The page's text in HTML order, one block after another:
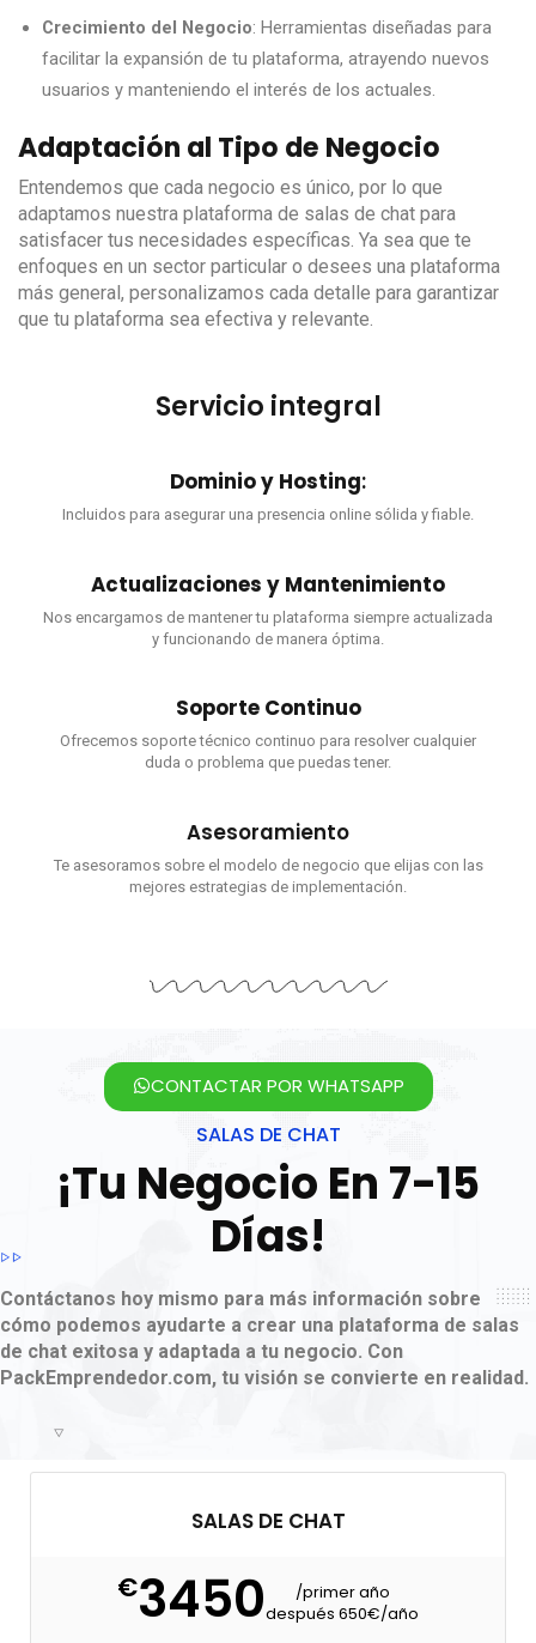
Crecimiento del Negocio: Herramientas diseñadas para
facilitar la expansión de tu plataforma, atrayendo nuevos
usuarios y manteniendo el interés de los actuales.
Adaptación al Tipo de Negocio
Entendemos que cada negocio es único, por lo que
adaptamos nuestra plataforma de salas de chat para
satisfacer tus necesidades específicas. Ya sea que te
enfoques en un sector particular o desees una plataforma
más general, personalizamos cada detalle para garantizar
que tu plataforma sea efectiva y relevante.
Servicio integral
Dominio y Hosting:
Incluidos para asegurar una presencia online sólida y fiable.
Actualizaciones y Mantenimiento
Nos encargamos de mantener tu plataforma siempre actualizada
y funcionando de manera óptima.
Soporte Continuo
Ofrecemos soporte técnico continuo para resolver cualquier
duda o problema que puedas tener.
Asesoramiento
Te asesoramos sobre el modelo de negocio que elijas con las
mejores estrategias de implementación.
CONTACTAR POR WHATSAPP
SALAS DE CHAT
¡Tu Negocio En 7-15
Días!
Contáctanos hoy mismo para más información sobre
cómo podemos ayudarte a crear una plataforma de salas
de chat exitosa y adaptada a tu negocio. Con
PackEmprendedor.com, tu visión se convierte en realidad.
SALAS DE CHAT
€3450
/primer año
después 650€/año